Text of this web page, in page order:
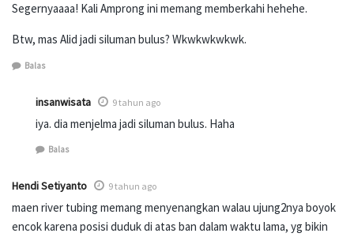
Segernyaaaa! Kali Amprong ini memang memberkahi hehehe.
Btw, mas Alid jadi siluman bulus? Wkwkwkwkwk.
Balas
insanwisata 9 tahun ago
iya. dia menjelma jadi siluman bulus. Haha
Balas
Hendi Setiyanto 9 tahun ago
maen river tubing memang menyenangkan walau ujung2nya boyok
encok karena posisi duduk di atas ban dalam waktu lama, yg bikin